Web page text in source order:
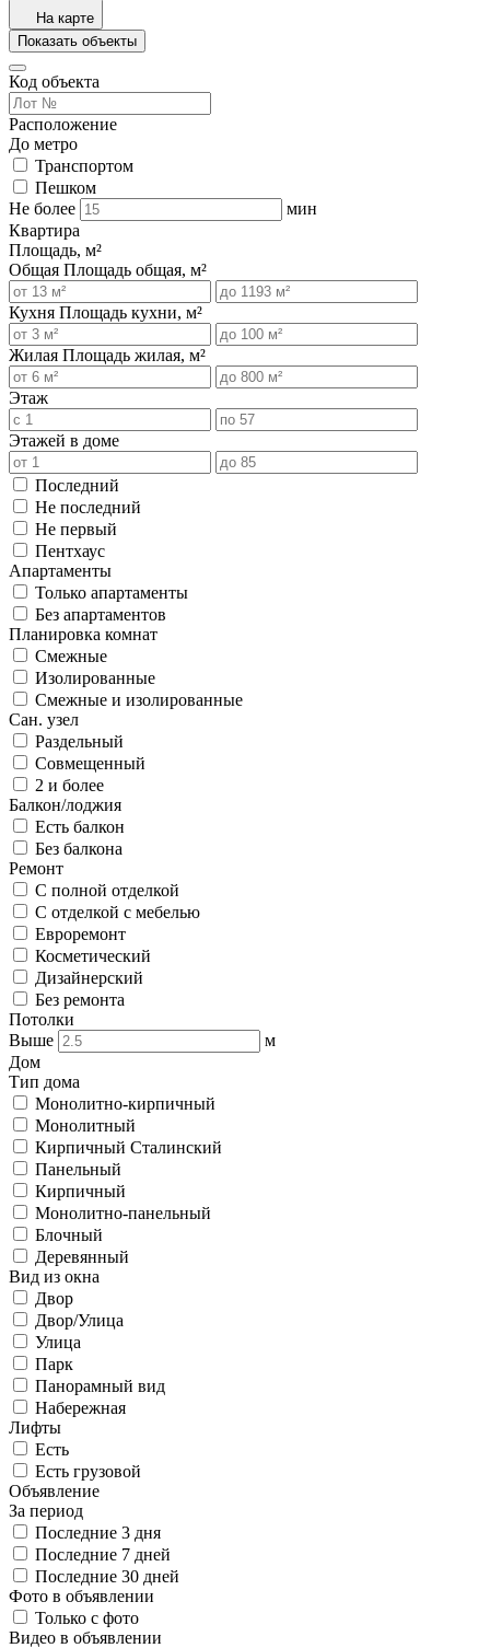
На карте
Показать объекты
Код объекта
Расположение
До метро
Транспортом
Пешком
Не более
мин
Квартира
Площадь, м²
Общая Площадь общая, м²
Кухня Площадь кухни, м²
Жилая Площадь жилая, м²
Этаж
Этажей в доме
Последний
Не последний
Не первый
Пентхаус
Апартаменты
Только апартаменты
Без апартаментов
Планировка комнат
Смежные
Изолированные
Смежные и изолированные
Сан. узел
Раздельный
Совмещенный
2 и более
Балкон/лоджия
Есть балкон
Без балкона
Ремонт
С полной отделкой
С отделкой с мебелью
Евроремонт
Косметический
Дизайнерский
Без ремонта
Потолки
Выше
м
Дом
Тип дома
Монолитно-кирпичный
Монолитный
Кирпичный Сталинский
Панельный
Кирпичный
Монолитно-панельный
Блочный
Деревянный
Вид из окна
Двор
Двор/Улица
Улица
Парк
Панорамный вид
Набережная
Лифты
Есть
Есть грузовой
Объявление
За период
Последние 3 дня
Последние 7 дней
Последние 30 дней
Фото в объявлении
Только с фото
Видео в объявлении